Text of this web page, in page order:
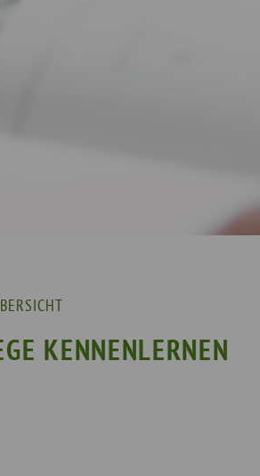
KENNENLERNEN